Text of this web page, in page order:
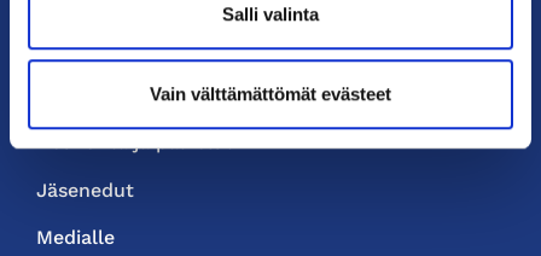
Salli valinta
Vain välttämättömät evästeet
Yhteystiedot
Liity jäseneksi
Neuvonta ja palvelut
Jäsenedut
Medialle